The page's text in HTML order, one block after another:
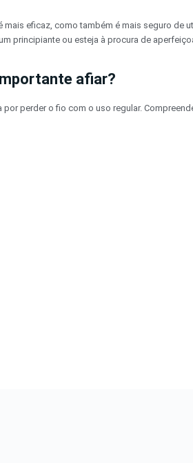
eficaz, como também é mais seguro de
principiante ou esteja à procura de
afiar?
por perder o fio com o uso regular.